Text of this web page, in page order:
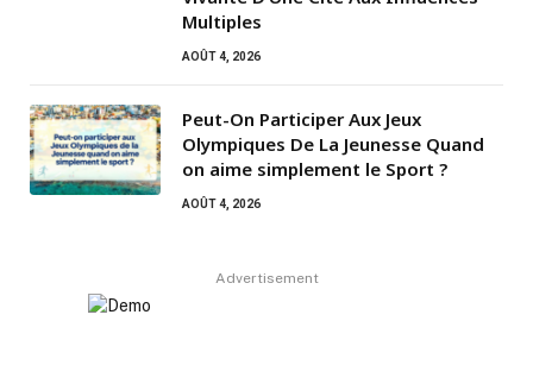
Multiples
AOÛT 4, 2026
Peut-On Participer Aux Jeux
Olympiques De La Jeunesse Quand
on aime simplement le Sport ?
AOÛT 4, 2026
Advertisement